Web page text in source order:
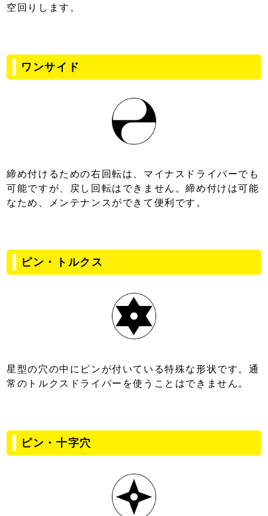
空回りします。
ワンサイド
締め付けるための右回転は、マイナスドライバーでも
可能ですが、戻し回転はできません。締め付けは可能
なため、メンテナンスができて便利です。
ピン・トルクス
星型の穴の中にピンが付いている特殊な形状です。通
常のトルクスドライバーを使うことはできません。
ピン・十字穴